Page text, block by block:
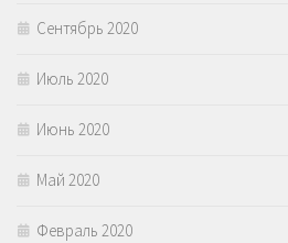
Сентябрь 2020
Июль 2020
Июнь 2020
Май 2020
Февраль 2020